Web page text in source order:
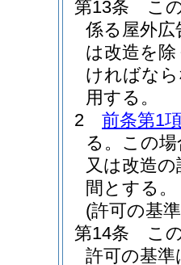
第13条
こ
係る屋外広
は改造を除
ければな
用する。
2
前条第1
る。 この
又は改造
間とする。
(許可の基
第14条
こ
許可の基